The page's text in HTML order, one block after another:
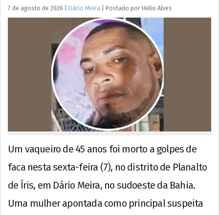
7 de agosto de 2026 Dário Meira Postado por Hélio Alves
Um vaqueiro de 45 anos foi morto a golpes de
faca nesta sexta-feira (7), no distrito de Planalto
de Íris, em Dário Meira, no sudoeste da Bahia.
Uma mulher apontada como principal suspeita